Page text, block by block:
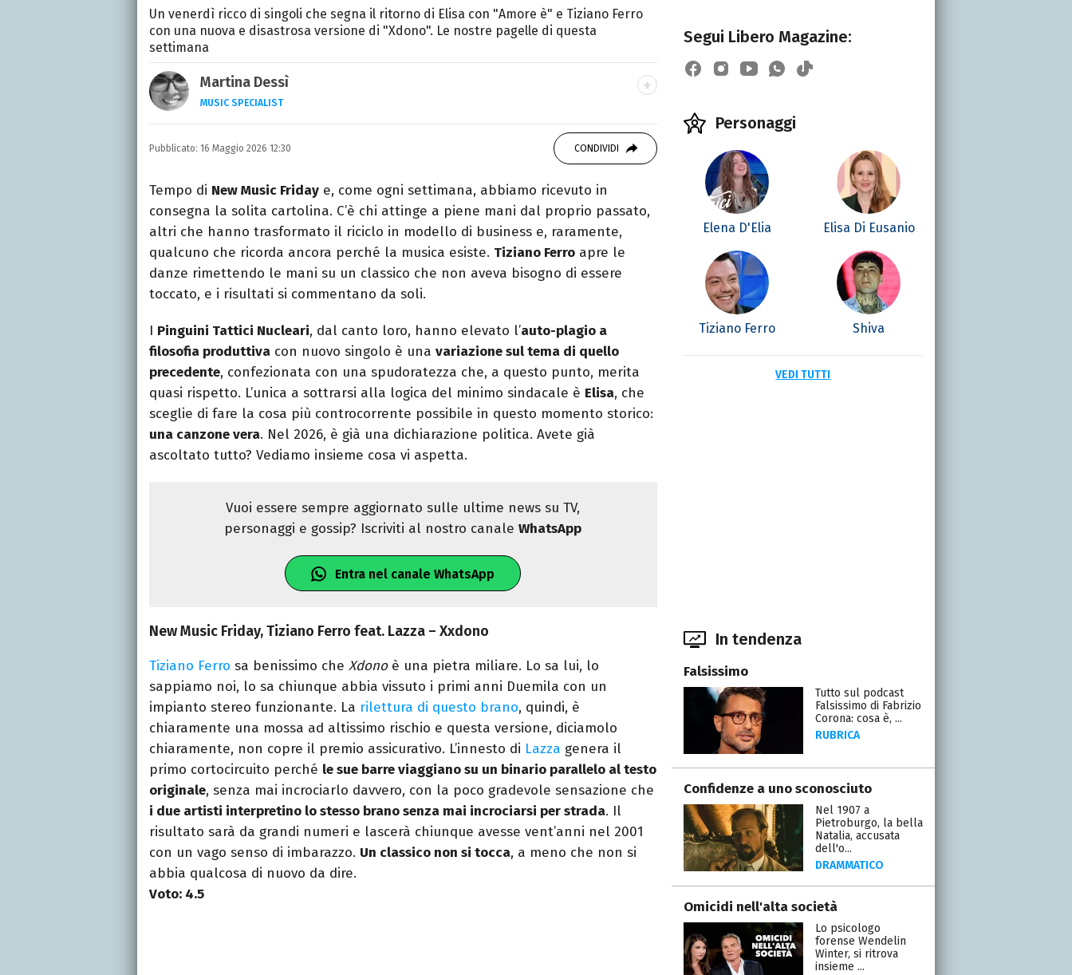
Un venerdì ricco di singoli che segna il ritorno di Elisa con "Amore è" e Tiziano Ferro
con una nuova e disastrosa versione di "Xdono". Le nostre pagelle di questa
settimana
Martina Dessì
MUSIC SPECIALIST
Ascolto, scrivo, a volte recensisco, smonto classifiche: la musica è il
mio primo amore.
Pubblicato: 16 Maggio 2026 12:30 CONDIVIDI
Tempo di New Music Friday e, come ogni settimana, abbiamo ricevuto in
consegna la solita cartolina. C’è chi attinge a piene mani dal proprio passato,
altri che hanno trasformato il riciclo in modello di business e, raramente,
qualcuno che ricorda ancora perché la musica esiste. Tiziano Ferro apre le
danze rimettendo le mani su un classico che non aveva bisogno di essere
toccato, e i risultati si commentano da soli.
I Pinguini Tattici Nucleari, dal canto loro, hanno elevato l’auto-plagio a
filosofia produttiva con nuovo singolo è una variazione sul tema di quello
precedente, confezionata con una spudoratezza che, a questo punto, merita
quasi rispetto. L’unica a sottrarsi alla logica del minimo sindacale è Elisa, che
sceglie di fare la cosa più controcorrente possibile in questo momento storico:
una canzone vera. Nel 2026, è già una dichiarazione politica. Avete già
ascoltato tutto? Vediamo insieme cosa vi aspetta.
Vuoi essere sempre aggiornato sulle ultime news su TV,
personaggi e gossip? Iscriviti al nostro canaleWhatsApp
Entra nel canale WhatsApp
New Music Friday, Tiziano Ferro feat. Lazza – Xxdono
Tiziano Ferro sa benissimo che Xdonoè una pietra miliare. Lo sa lui, lo
sappiamo noi, lo sa chiunque abbia vissuto i primi anni Duemila con un
impianto stereo funzionante. La rilettura di questo brano, quindi, è
chiaramente una mossa ad altissimo rischio e questa versione, diciamolo
chiaramente, non copre il premio assicurativo. L’innesto di Lazza genera il
primo cortocircuito perché le sue barre viaggiano su un binario parallelo al testo
originale, senza mai incrociarlo davvero, con la poco gradevole sensazione che
i due artisti interpretino lo stesso brano senza mai incrociarsi per strada. Il
risultato sarà da grandi numeri e lascerà chiunque avesse vent’anni nel 2001
con un vago senso di imbarazzo. Un classico non si tocca, a meno che non si
abbia qualcosa di nuovo da dire.
Voto: 4.5
Segui Libero Magazine:
Personaggi
Elena D'Elia Elisa Di Eusanio
Tiziano Ferro Shiva
VEDI TUTTI
In tendenza
Falsissimo
Tutto sul podcast
Falsissimo di Fabrizio
Corona: cosa è, ...
RUBRICA
Confidenze a uno sconosciuto
Nel 1907 a
Pietroburgo, la bella
Natalia, accusata
dell'o...
DRAMMATICO
Omicidi nell'alta società
Lo psicologo
forense Wendelin
Winter, si ritrova
insieme ...